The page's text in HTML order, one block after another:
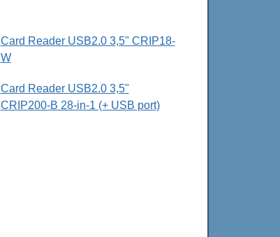
Card Reader USB2.0 3,5" CRIP18-
W
Card Reader USB2.0 3,5"
CRIP200-B 28-in-1 (+ USB port)